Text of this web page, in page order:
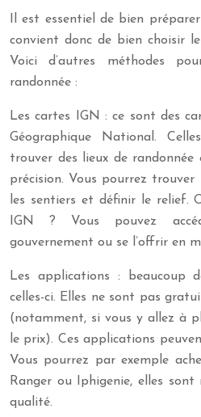
Il est essentiel de bien
convient donc de bien choisir
Voici d’autres méthodes
randonnée :
Les cartes IGN : ce sont des
Géographique National.
trouver des lieux de
précision. Vous pourrez
les sentiers et définir le relief.
IGN ? Vous pouvez
gouvernement ou se l’offrir en
Les applications : beaucoup
celles-ci. Elles ne sont pas
(notamment, si vous y allez à
le prix). Ces applications
Vous pourrez par exemple
Ranger ou Iphigenie, elles
qualité.